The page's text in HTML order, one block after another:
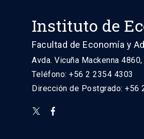
Instituto de
Facultad de Economía y
Avda. Vicuña Mackenna
Teléfono: +56 2 2354 4303
Dirección de Postgrado: +56